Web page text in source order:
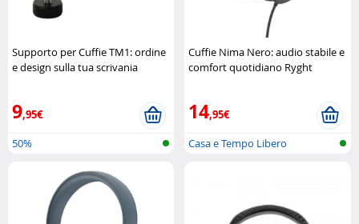
Supporto per Cuffie TM1: ordine
e design sulla tua scrivania
9,95€
50%
Cuffie Nima Nero: audio stabile e
comfort quotidiano Ryght
14,95€
Casa e Tempo Libero